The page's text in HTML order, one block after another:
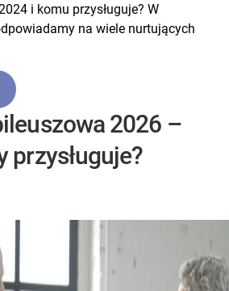
i komu przysługuje? W
na wiele nurtujących
2026 –
przysługuje?